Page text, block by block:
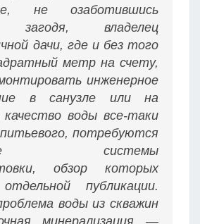
не озаботившись
загодя, владелец
дачи, где и без того
метр на счету,
инженерное
в санузле или на
качество воды все-таки
потребуются
системы
обзор которых
публикации.
воды из скважин
минерализация —